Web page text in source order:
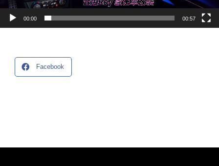
00:00 00:57
Facebook